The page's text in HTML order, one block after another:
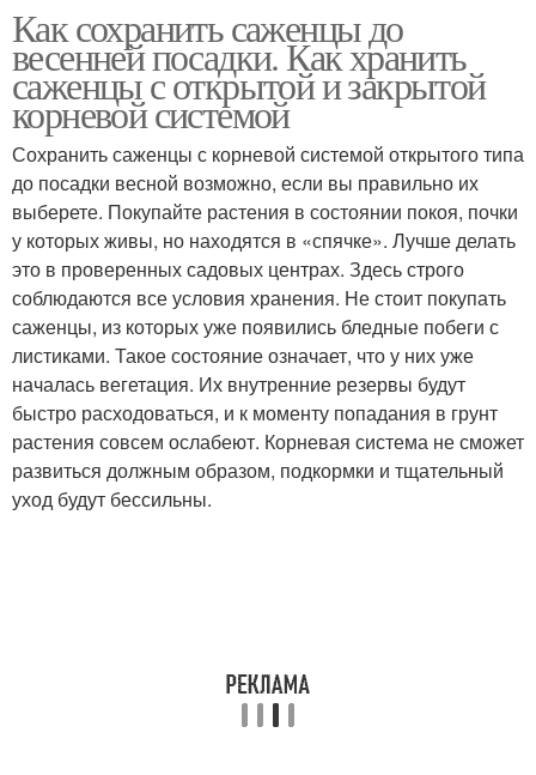
Как сохранить саженцы до
весенней посадки. Как хранить
саженцы с открытой и закрытой
корневой системой
Сохранить саженцы с корневой системой открытого типа
до посадки весной возможно, если вы правильно их
выберете. Покупайте растения в состоянии покоя, почки
у которых живы, но находятся в «спячке». Лучше делать
это в проверенных садовых центрах. Здесь строго
соблюдаются все условия хранения. Не стоит покупать
саженцы, из которых уже появились бледные побеги с
листиками. Такое состояние означает, что у них уже
началась вегетация. Их внутренние резервы будут
быстро расходоваться, и к моменту попадания в грунт
растения совсем ослабеют. Корневая система не сможет
развиться должным образом, подкормки и тщательный
уход будут бессильны.